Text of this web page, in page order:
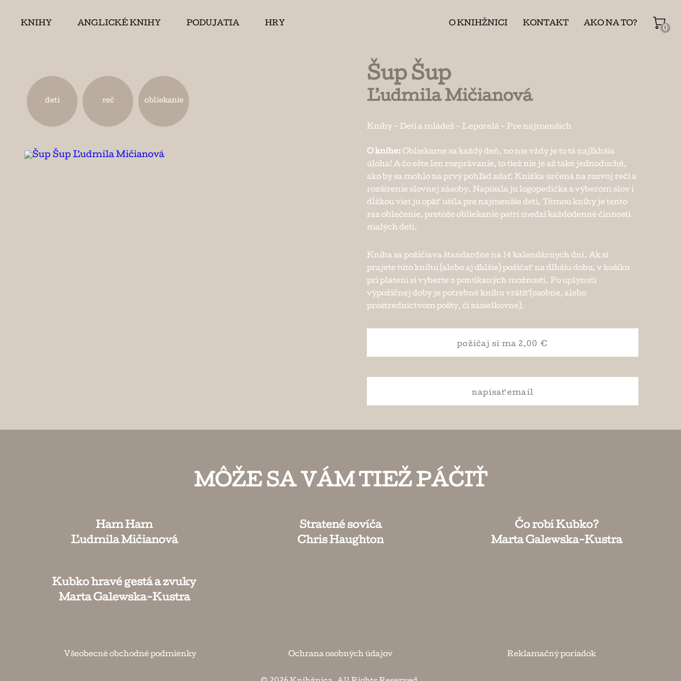
KNIHY ANGLICKÉ KNIHY PODUJATIA HRY O KNIHŽNICI KONTAKT AKO NA TO?
0
deti reč obliekanie
Šup Šup
Ľudmila Mičianová
Knihy - Deti a mládež - Leporelá - Pre najmenších
O knihe: Obliekame sa každý deň, no nie vždy je to tá najľahšia
úloha! A čo ešte len rozprávanie, to tiež nie je až také jednoduché,
ako by sa mohlo na prvý pohľad zdať. Knižka určená na rozvoj reči a
rozšírenie slovnej zásoby. Napísala ju logopedička a výberom slov i
dĺžkou viet ju opäť ušila pre najmenšie deti. Témou knihy je tento
raz oblečenie, pretože obliekanie patrí medzi každodenné činnosti
malých detí.
Kniha sa požičiava štandardne na 14 kalendárnych dní. Ak si
prajete túto knihu (alebo aj ďalšie) požičať na dlhšiu dobu, v košíku
pri platení si vyberte z ponúkaných možností. Po uplynutí
výpožičnej doby je potrebné knihu vrátiť (osobne, alebo
prostredníctvom pošty, či zásielkovne).
požičaj si ma 2,00 €
napísaťemail
MÔŽE SA VÁM TIEŽ PÁČIŤ
Ham Ham
Ľudmila Mičianová
Stratené sovíča
Chris Haughton
Čo robí Kubko?
Marta Galewska-Kustra
Kubko hravé gestá a zvuky
Marta Galewska-Kustra
Všeobecné obchodné podmienky Ochrana osobných údajov Reklamačný poriadok